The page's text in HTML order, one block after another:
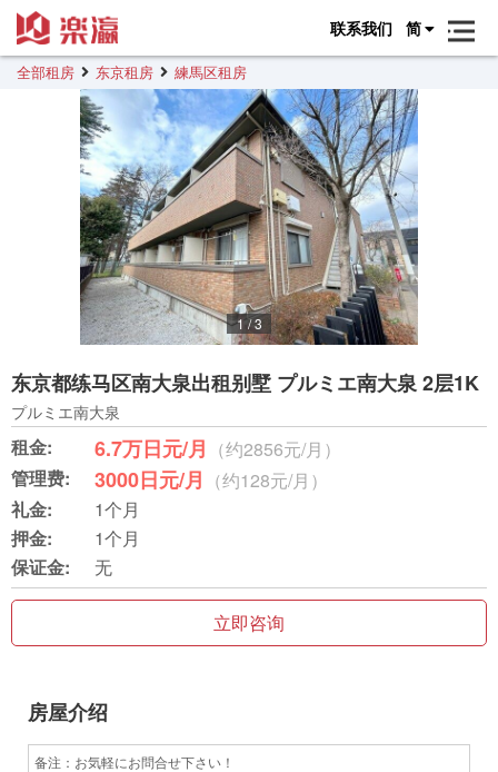
联系我们 简
全部租房 东京租房 練馬区租房
1/3
东京都练马区南大泉出租别墅 プルミエ南大泉 2层1K
プルミエ南大泉
租金: 6.7万日元/月 （约2856元/月）
管理费:
3000日元/月 （约128元/月）
礼金:
1个月
押金:
1个月
保证金:
无
立即咨询
房屋介绍
备注：お気軽にお問合せ下さい！